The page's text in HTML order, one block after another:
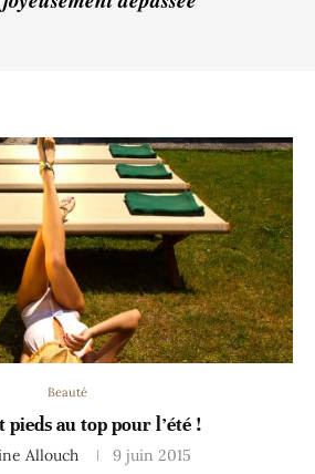
Beauté
pieds au top pour l’été !
Allouch 9 juin 2015